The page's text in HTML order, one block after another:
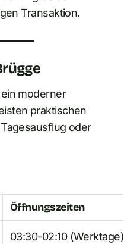
Transaktion.
moderner
praktischen
oder
Öffnungszeiten
03:30-02:10 (Werktage) /